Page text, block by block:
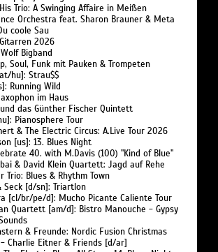
Trio: A Swinging Affaire in Meißen
Orchestra feat. Sharon Brauner & Meta
coole Sau
2026
Bigband
Soul, Funk mit Pauken & Trompeten
hu]: Strau$$
Running Wild
im Haus
das Günther Fischer Quintett
Pianosphere Tour
& The Electric Circus: A.Live Tour 2026
[us]: 13. Blues Night
40. with M.Davis (100) "Kind of Blue"
& David Klein Quartett: Jagd auf Rehe
Trio: Blues & Rhythm Town
Seck [d/sn]: Triartlon
[cl/br/pe/d]: Mucho Picante Caliente Tour
Quartett [am/d]: Bistro Manouche - Gypsy
& Freunde: Nordic Fusion Christmas
Charlie Eitner & Friends [d/ar]